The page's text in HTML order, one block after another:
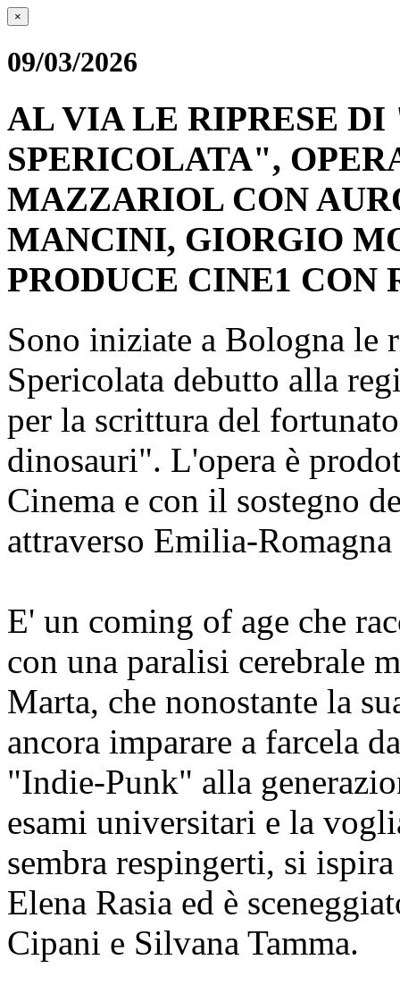
×
09/03/2026
AL VIA LE RIPRESE
SPERICOLATA",
MAZZARIOL CON
MANCINI, GIORGIO
PRODUCE CINE1 CON
Sono iniziate a Bologna le
Spericolata debutto alla
per la scrittura del
dinosauri". L'opera è
Cinema e con il sostegno
attraverso Emilia-
E' un coming of age che
con una paralisi cerebrale
Marta, che nonostante la
ancora imparare a farcela
"Indie-Punk" alla
esami universitari e la
sembra respingerti, si
Elena Rasia ed è
Cipani e Silvana Tamma.